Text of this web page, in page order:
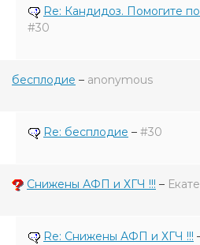
Re: Кандидоз. Помогите
#30
бесплодие – anonymous
Re: бесплодие – #30
Снижены АФП и ХГЧ !!! –
Re: Снижены АФП и ХГЧ !!!